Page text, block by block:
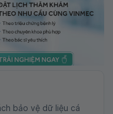
bảo vệ dữ liệu cá